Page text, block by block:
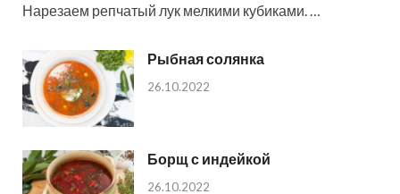
Нарезаем репчатый лук мелкими кубиками. …
Рыбная солянка
26.10.2022
Борщ с индейкой
26.10.2022